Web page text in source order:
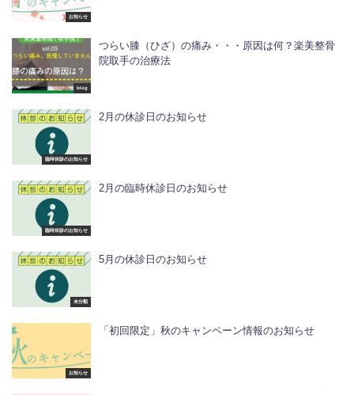
お知らせ
blog
つらい膝（ひざ）の痛み・・・原因は何？楽美整骨
院取手の治療法
臨時休診のお知らせ
2月の休診日のお知らせ
臨時休診のお知らせ
2月の臨時休診日のお知らせ
未分類
5月の休診日のお知らせ
お知らせ
「初回限定」秋のキャンペーン情報のお知らせ